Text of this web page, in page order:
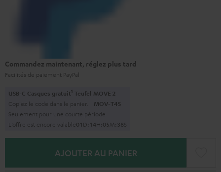
Commandez maintenant, réglez plus tard
Facilités de paiement PayPal
USB-C Casques gratuit1 Teufel MOVE 2
Copiez le code dans le panier. MOV-T4S
Seulement pour une courte période
L’offre est encore valable01D:14H:05M: 37S
AJOUTER AU PANIER